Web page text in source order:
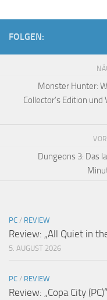
FOLGEN:
Monster Hunter:
Collector’s Edition
Dungeons 3: Das
PC / REVIEW
Review: „All Quiet in
5. AUGUST 2026
PC / REVIEW
Review: „Copa City (PC)“